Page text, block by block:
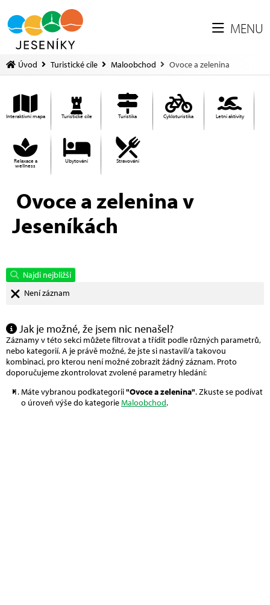
MENU
Úvod Turistické cíle Maloobchod Ovoce a zelenina
Interaktivní mapa Turistické cíle Turistika Cykloturistika Letní aktivity
Relaxace a
wellness
Ubytování Stravování
Ovoce a zelenina v
Jeseníkách
Najdi nejbližší
Není záznam
Jak je možné, že jsem nic nenašel?
Záznamy v této sekci můžete filtrovat a třídit podle různých parametrů,
nebo kategorií. A je právě možné, že jste si nastavil/a takovou
kombinaci, pro kterou není možné zobrazit žádný záznam. Proto
doporučujeme zkontrolovat zvolené parametry hledání:
Máte vybranou podkategorii"Ovoce a zelenina". Zkuste se podívat
o úroveň výše do kategorieMaloobchod.